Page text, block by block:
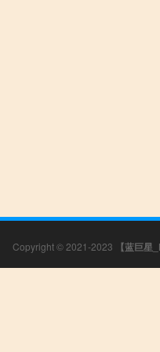
Copyright © 2021-2023 【蓝巨星